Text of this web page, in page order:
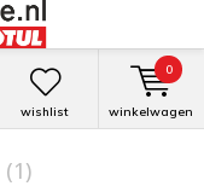
wishlist winkelwagen
0
(1)